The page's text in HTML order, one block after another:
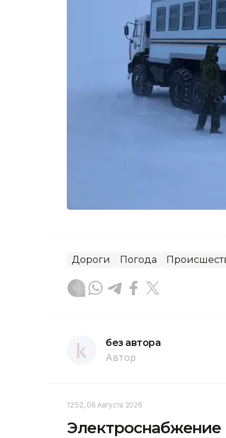
Дороги Погода
без автора
Автор
12:52, 06 Августа 2026
Электроснабжение